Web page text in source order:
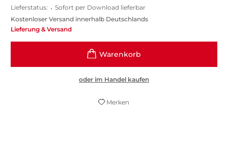
Lieferstatus: • Sofort per Download lieferbar
Kostenloser Versand innerhalb Deutschlands
Lieferung & Versand
oder im Handel kaufen
Merken